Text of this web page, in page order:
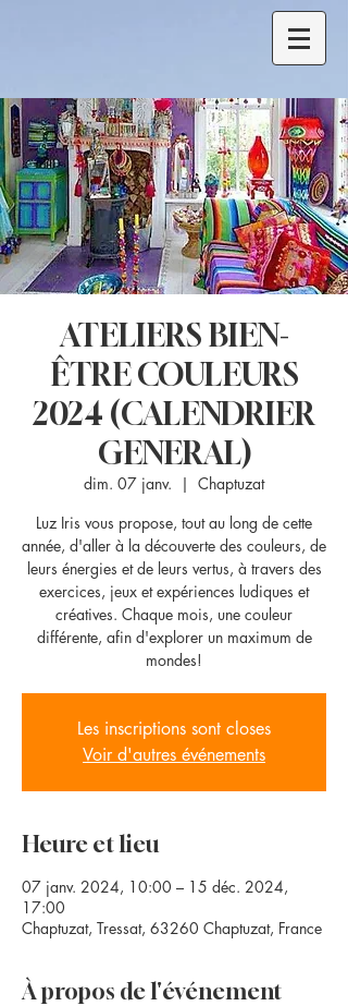
ATELIERS BIEN-
ÊTRE COULEURS
2024 (CALENDRIER
GENERAL)
dim. 07 janv.
  |
Chaptuzat
Luz Iris vous propose, tout au long de cette
année, d'aller à la découverte des couleurs, de
leurs énergies et de leurs vertus, à travers des
exercices, jeux et expériences ludiques et
créatives. Chaque mois, une couleur
différente, afin d'explorer un maximum de
mondes!
Les inscriptions sont closes
Voir d'autres événements
Heure et lieu
07 janv. 2024, 10:00 – 15 déc. 2024,
17:00
Chaptuzat, Tressat, 63260 Chaptuzat, France
À propos de l'événement